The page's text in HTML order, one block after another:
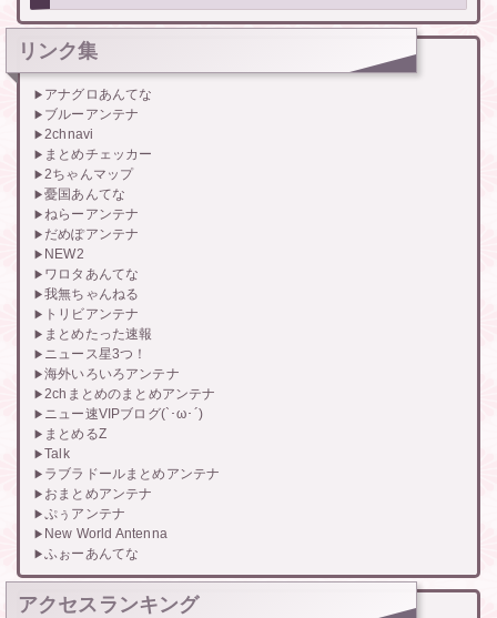
リンク集
アナグロあんてな
ブルーアンテナ
2chnavi
まとめチェッカー
2ちゃんマップ
憂国あんてな
ねらーアンテナ
だめぽアンテナ
NEW2
ワロタあんてな
我無ちゃんねる
トリビアンテナ
まとめたった速報
ニュース星3つ！
海外いろいろアンテナ
2chまとめのまとめアンテナ
ニュー速VIPブログ(`･ω･´)
まとめるZ
Talk
ラブラドールまとめアンテナ
おまとめアンテナ
ぷぅアンテナ
New World Antenna
ふぉーあんてな
アクセスランキング